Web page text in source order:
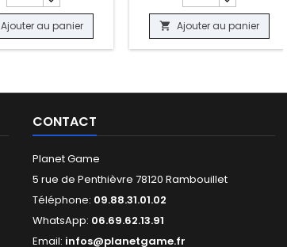
Ajouter au panier  Ajouter au panier
CONTACT
Planet Game
5 rue de Penthièvre 78120 Rambouillet
Téléphone: 09.88.31.01.02
WhatsApp: 06.69.62.13.91
Email: infos@planetgame.fr